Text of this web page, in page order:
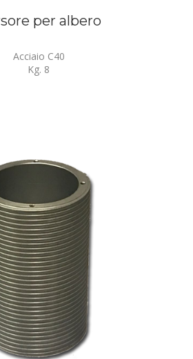
per albero
Acciaio C40
Kg. 8